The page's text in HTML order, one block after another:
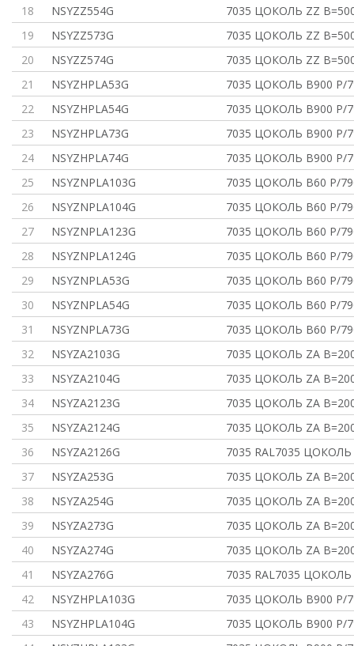
18
NSYZZ554G
7035 ЦОКОЛЬ ZZ
19
NSYZZ573G
7035 ЦОКОЛЬ ZZ
20
NSYZZ574G
7035 ЦОКОЛЬ ZZ
21
NSYZHPLA53G
7035 ЦОКОЛЬ В900 P/
22
NSYZHPLA54G
7035 ЦОКОЛЬ В900 P/
23
NSYZHPLA73G
7035 ЦОКОЛЬ В900 P/
24
NSYZHPLA74G
7035 ЦОКОЛЬ В900 P/
25
NSYZNPLA103G
7035 ЦОКОЛЬ В60 P/
26
NSYZNPLA104G
7035 ЦОКОЛЬ В60 P/
27
NSYZNPLA123G
7035 ЦОКОЛЬ В60 P/
28
NSYZNPLA124G
7035 ЦОКОЛЬ В60 P/
29
NSYZNPLA53G
7035 ЦОКОЛЬ В60 P/
30
NSYZNPLA54G
7035 ЦОКОЛЬ В60 P/
31
NSYZNPLA73G
7035 ЦОКОЛЬ В60 P/
32
NSYZA2103G
7035 ЦОКОЛЬ ZA
33
NSYZA2104G
7035 ЦОКОЛЬ ZA
34
NSYZA2123G
7035 ЦОКОЛЬ ZA
35
NSYZA2124G
7035 ЦОКОЛЬ ZA
36
NSYZA2126G
7035 RAL7035
37
NSYZA253G
7035 ЦОКОЛЬ ZA
38
NSYZA254G
7035 ЦОКОЛЬ ZA
39
NSYZA273G
7035 ЦОКОЛЬ ZA
40
NSYZA274G
7035 ЦОКОЛЬ ZA
41
NSYZA276G
7035 RAL7035
42
NSYZHPLA103G
7035 ЦОКОЛЬ В900 P/
43
NSYZHPLA104G
7035 ЦОКОЛЬ В900 P/